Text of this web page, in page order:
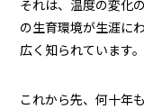
それは、温度の変化
の生育環境が生涯に
広く知られています。
これから先、何十年